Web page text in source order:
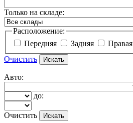
Только на складе:
Расположение:
Передняя
Задняя Правая
Очистить
Авто:
до:
Очистить